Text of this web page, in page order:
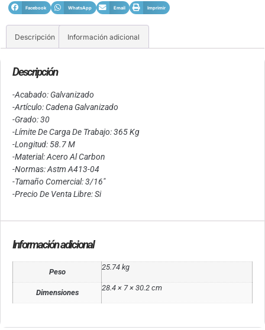
Facebook WhatsApp Email Imprimir
Descripción Información adicional
Descripción
-Acabado: Galvanizado
-Artículo: Cadena Galvanizado
-Grado: 30
-Límite De Carga De Trabajo: 365 Kg
-Longitud: 58.7 M
-Material: Acero Al Carbon
-Normas: Astm A413-04
-Tamaño Comercial: 3/16″
-Precio De Venta Libre: Si
Información adicional
Peso
25.74 kg
Dimensiones
28.4 × 7 × 30.2 cm